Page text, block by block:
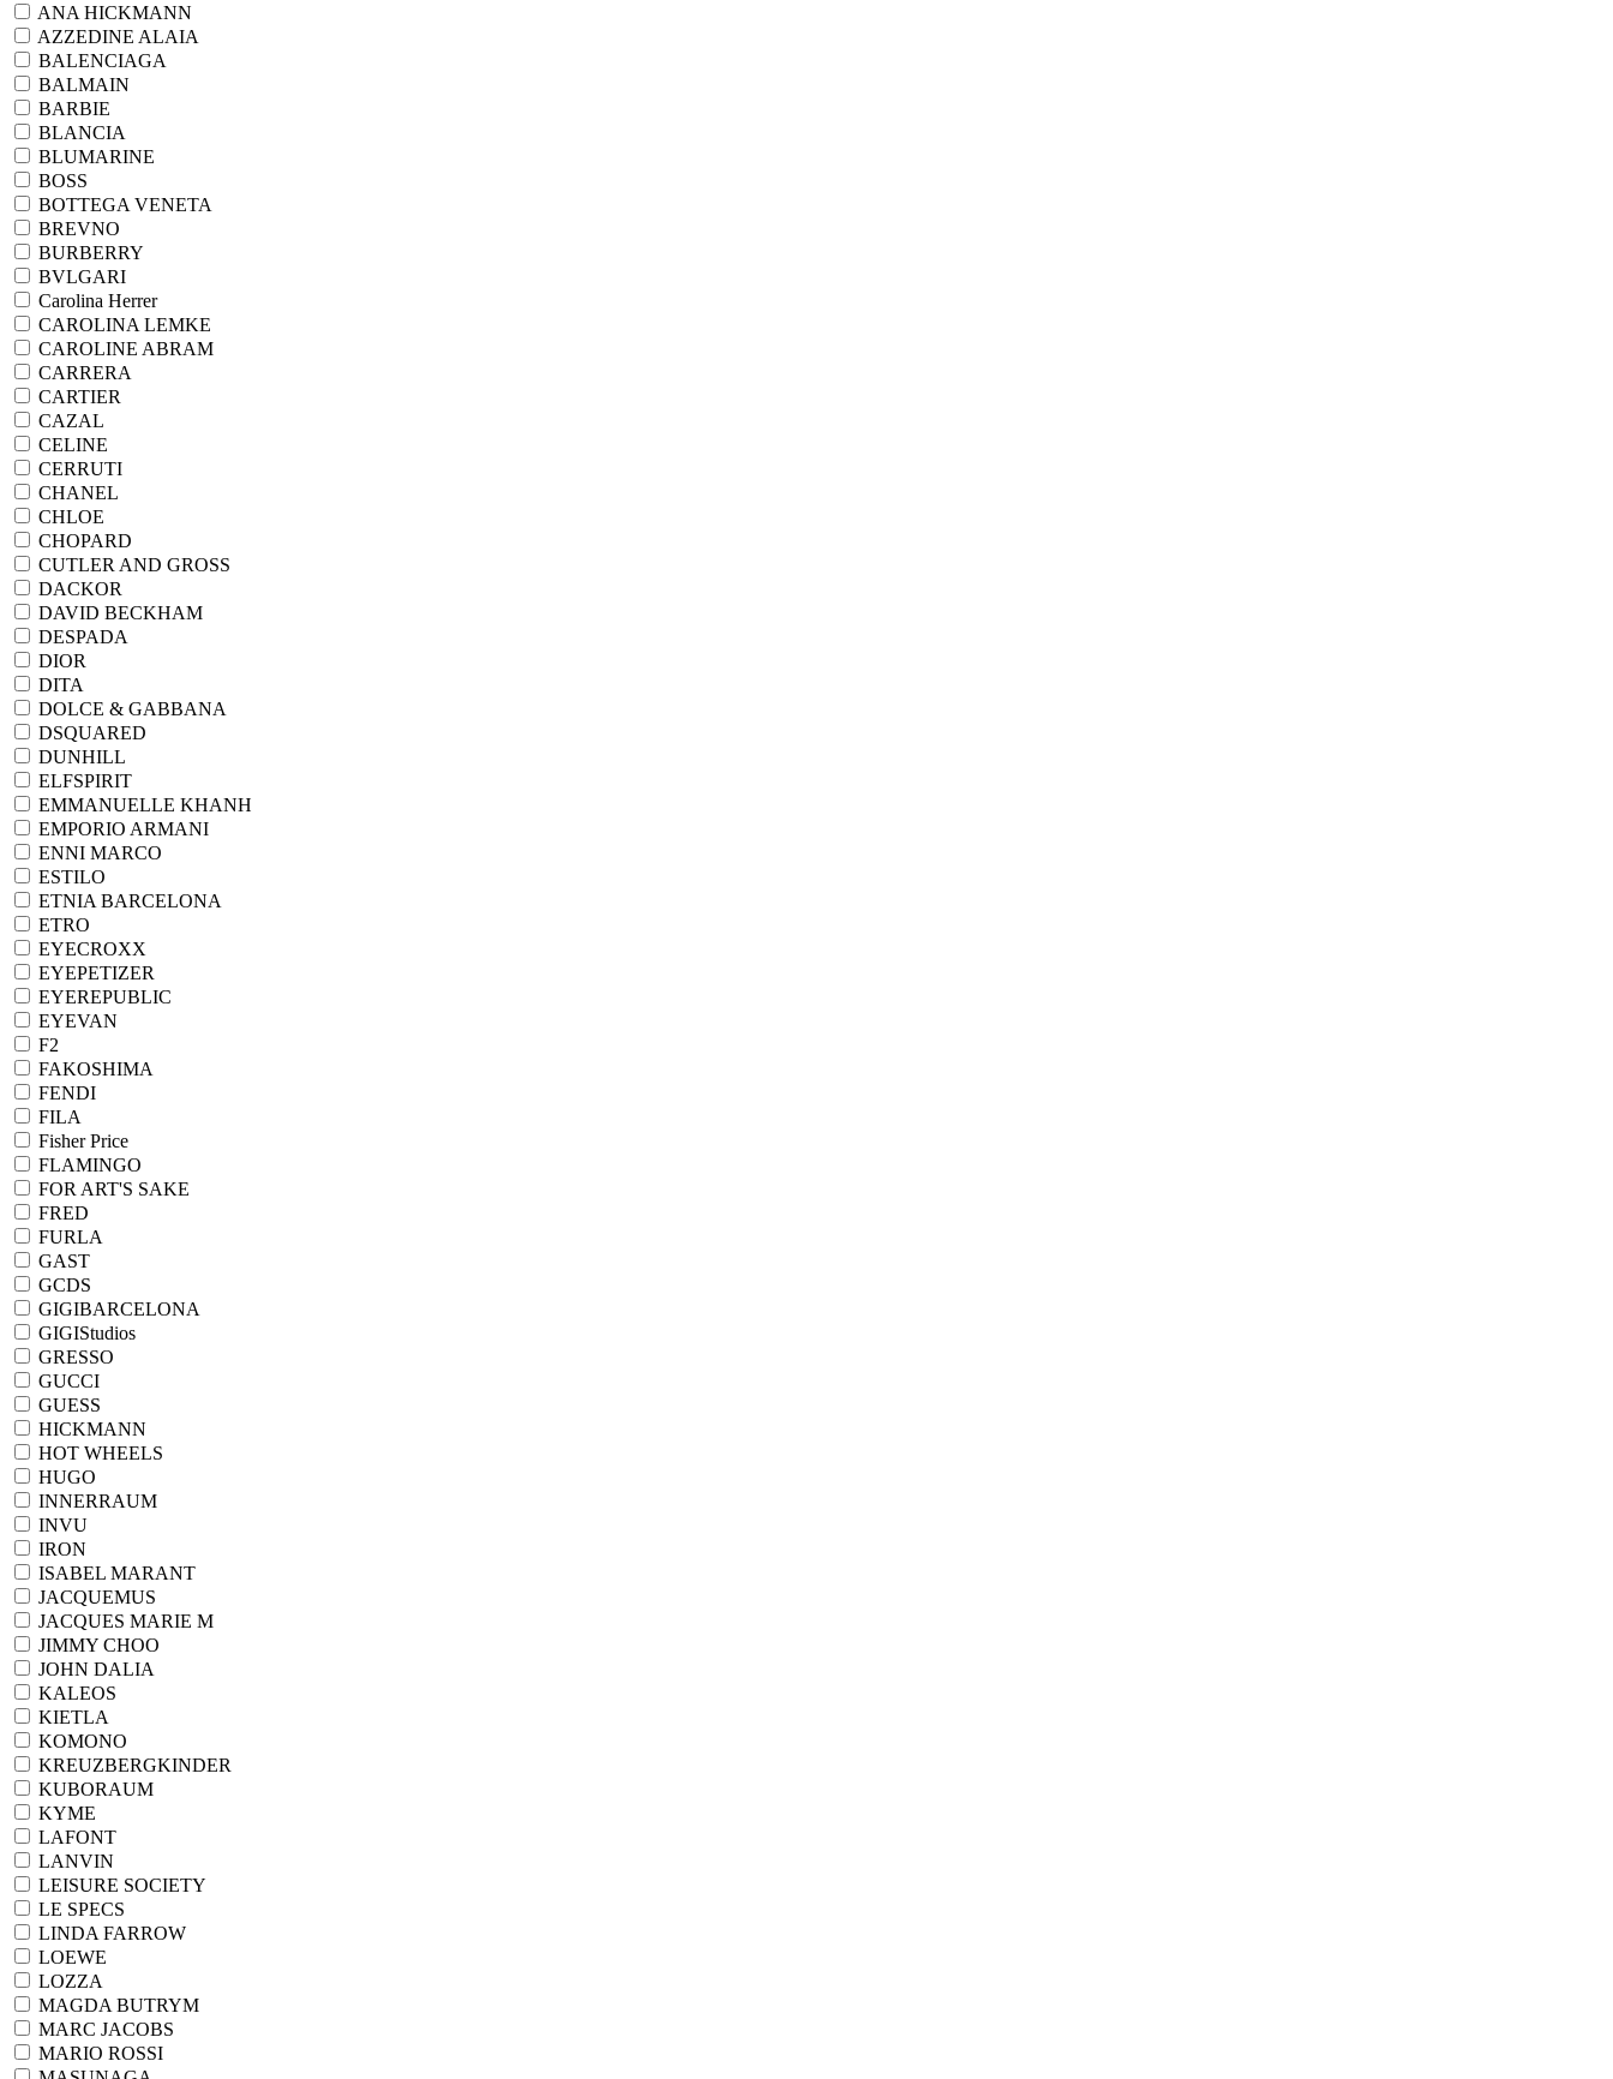
ANA HICKMANN
AZZEDINE ALAIA
BALENCIAGA
BALMAIN
BARBIE
BLANCIA
BLUMARINE
BOSS
BOTTEGA VENETA
BREVNO
BURBERRY
BVLGARI
Carolina Herrer
CAROLINA LEMKE
CAROLINE ABRAM
CARRERA
CARTIER
CAZAL
CELINE
CERRUTI
CHANEL
CHLOE
CHOPARD
CUTLER AND GROSS
DACKOR
DAVID BECKHAM
DESPADA
DIOR
DITA
DOLCE & GABBANA
DSQUARED
DUNHILL
ELFSPIRIT
EMMANUELLE KHANH
EMPORIO ARMANI
ENNI MARCO
ESTILO
ETNIA BARCELONA
ETRO
EYECROXX
EYEPETIZER
EYEREPUBLIC
EYEVAN
F2
FAKOSHIMA
FENDI
FILA
Fisher Price
FLAMINGO
FOR ART'S SAKE
FRED
FURLA
GAST
GCDS
GIGIBARCELONA
GIGIStudios
GRESSO
GUCCI
GUESS
HICKMANN
HOT WHEELS
HUGO
INNERRAUM
INVU
IRON
ISABEL MARANT
JACQUEMUS
JACQUES MARIE M
JIMMY CHOO
JOHN DALIA
KALEOS
KIETLA
KOMONO
KREUZBERGKINDER
KUBORAUM
KYME
LAFONT
LANVIN
LEISURE SOCIETY
LE SPECS
LINDA FARROW
LOEWE
LOZZA
MAGDA BUTRYM
MARC JACOBS
MARIO ROSSI